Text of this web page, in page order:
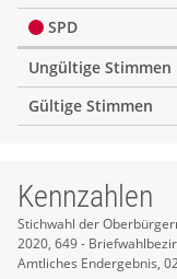
SPD
Ungültige Stimmen
Gültige Stimmen
Kennzahlen
Kennzahlen
Stichwahl der
2020, 649 -
Amtliches Endergebnis,